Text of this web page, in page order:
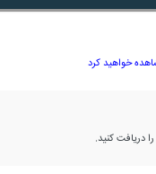
خواهید کرد
دریافت کنید.